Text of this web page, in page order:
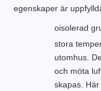
egenskaper är
oisolerad
stora
utomhus.
och möta
skapas.